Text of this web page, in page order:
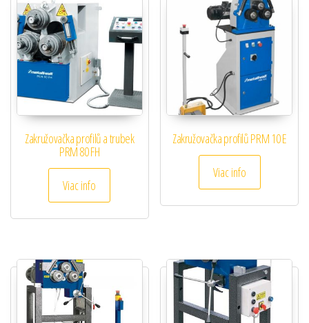
Zakružovačka profilů a trubek
PRM 80 FH
Viac info
Zakružovačka profilů PRM 10 E
Viac info